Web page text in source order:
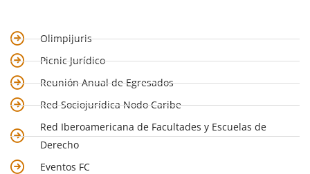
Olimpijuris
Picnic Jurídico
Reunión Anual de Egresados
Red Sociojurídica Nodo Caribe
Red Iberoamericana de Facultades y Escuelas de
Derecho
Eventos FC